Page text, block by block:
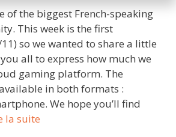
of the biggest French-speaking
This week is the first
so we wanted to share a little
all to express how much we
gaming platform. The
in both formats :
We hope you’ll find
la suite